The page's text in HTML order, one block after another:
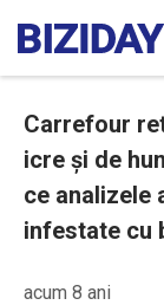
Carrefour
icre și de
ce analizele
infestate cu
acum 8 ani